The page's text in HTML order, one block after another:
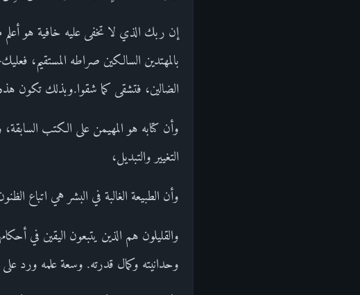
إن ربك الذي لا تخفى عليه خافية هو
بالمهتدين السالكين صراطه المستقيم،
الضالين، فتشقى كما شقوا.وبذلك تكون
وأن كتابه هو المهيمن على الكتب
التغيير والتبديل،
وأن الطبيعة الغالبة في البشر هي اتباع
والقليلون هم الذين يتبعون اليقين في
وحدانيته وكمال قدرته. وسعة علمه ورد